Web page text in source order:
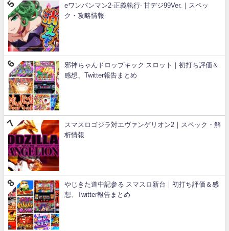
eワンパンマン2-正義執行- 甘デジ99Ver.｜スペッ
ク・攻略情報
邪神ちゃんドロップキック スロット｜初打ち評価＆
感想、Twitter報告まとめ
スマスロゴジラ対エヴァンゲリオン2｜スペック・解
析情報
やじきた道中記参る スマスロ新台｜初打ち評価＆感
想、Twitter報告まとめ